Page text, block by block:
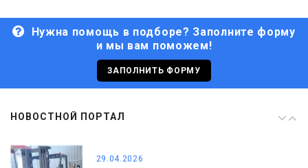
Нужна помощь в подборе? Заполните форму
и мы вам поможем!
ЗАПОЛНИТЬ ФОРМУ
НОВОСТНОЙ ПОРТАЛ
29.06.2026
С Днём кораблестроителя!
С Днём Победы. Память, которая с
29.04.2026